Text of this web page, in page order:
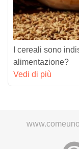
I cereali sono
alimentazione?
Vedi di più